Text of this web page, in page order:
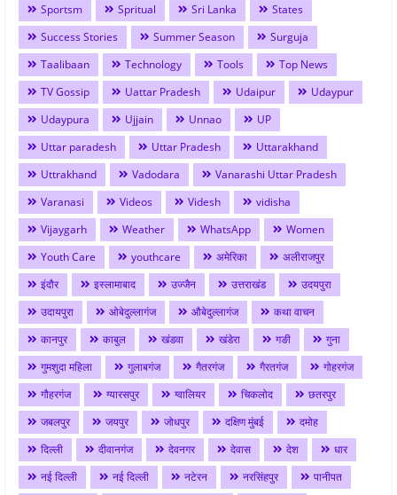
Sportsm
Spritual Sri Lanka
States
Success Stories
Summer Season
Surguja
Taalibaan
Technology Tools
Top News
TV Gossip
Uattar Pradesh Udaipur
Udaypur
Udaypura
Ujjain Unnao
UP
Uttar paradesh
Uttar Pradesh
Uttarakhand
Uttrakhand
Vadodara
Vanarashi Uttar Pradesh
Varanasi
Videos Videsh
vidisha
Vijaygarh
Weather WhatsApp
Women
Youth Care
youthcare अमेरिका
अलीराजपुर
इंदौर
इस्लामाबाद उज्जैन उत्तराखंड
उदयपुरा
उदायपुरा
ओबेदुल्लागंज औबेदुल्लागंज
कथा वाचन
कानपुर
काबुल खंडवा खंडेरा गङी
गुना
गुमशुदा महिला
गुलाबगंज गैतरगंज गैरतगंज
गोहरगंज
गौहरगंज
ग्यारसपुर ग्वालियर चिकलोद
छतरपुर
जबलपुर
जयपुर जोधपुर दक्षिण मुंबई
दमोह
दिल्ली
दीवानगंज देवनगर देवास देश
धार
नई दिल्ली
नई दिल्ली नटेरन नरसिंहपुर
पानीपत